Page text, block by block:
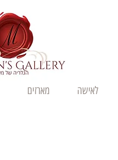
לאישה מארזים